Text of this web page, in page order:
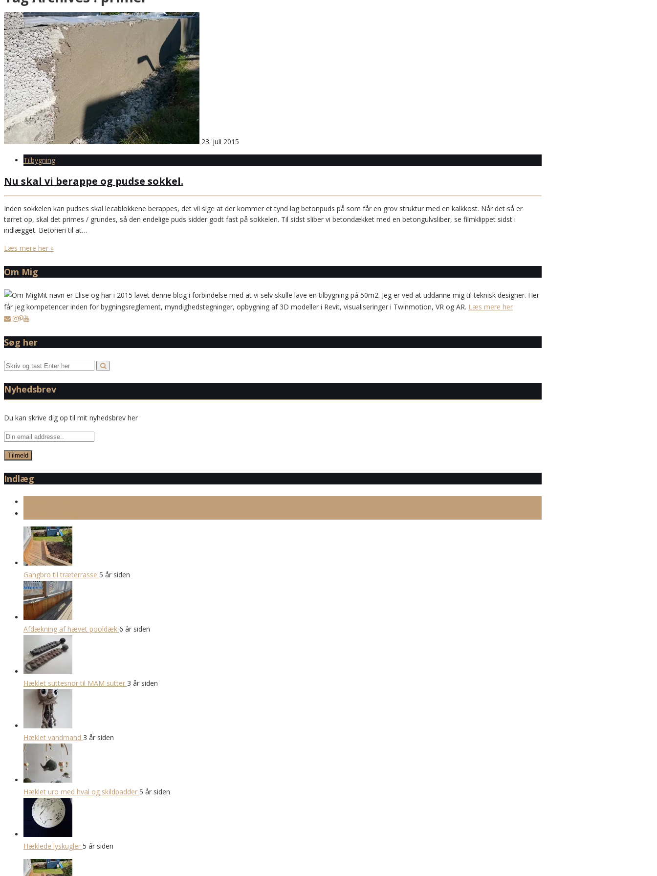
23. juli 2015
Tilbygning
Nu skal vi berappe og pudse sokkel.
Inden sokkelen kan pudses skal lecablokkene berappes, det vil sige at der kommer et tynd lag betonpuds på som får en grov struktur med en kalkkost. Når det så er
tørret op, skal det primes / grundes, så den endelige puds sidder godt fast på sokkelen. Til sidst sliber vi betondækket med en betongulvsliber, se filmklippet sidst i
indlægget. Betonen til at…
Læs mere her »
Om Mig
Mit navn er Elise og har i 2015 lavet denne blog i forbindelse med at vi selv skulle lave en tilbygning på 50m2. Jeg er ved at uddanne mig til teknisk designer. Her
får jeg kompetencer inden for bygningsreglement, myndighedstegninger, opbygning af 3D modeller i Revit, visualiseringer i Twinmotion, VR og AR. Læs mere her
Søg her
Nyhedsbrev
Du kan skrive dig op til mit nyhedsbrev her
Indlæg
Gangbro til træterrasse 5 år siden
Afdækning af hævet pooldæk 6 år siden
Hæklet suttesnor til MAM sutter 3 år siden
Hæklet vandmand 3 år siden
Hæklet uro med hval og skildpadder 5 år siden
Hæklede lyskugler 5 år siden